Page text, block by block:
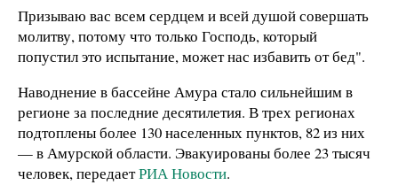
Призываю вас всем сердцем и всей душой совершать
молитву, потому что только Господь, который
попустил это испытание, может нас избавить от бед".
Наводнение в бассейне Амура стало сильнейшим в
регионе за последние десятилетия. В трех регионах
подтоплены более 130 населенных пунктов, 82 из них
— в Амурской области. Эвакуированы более 23 тысяч
человек, передаетРИА Новости.